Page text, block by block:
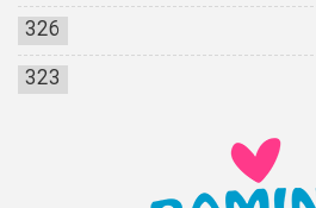
326
323